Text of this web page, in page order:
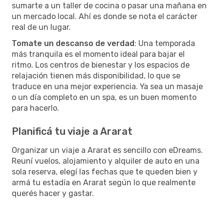
sumarte a un taller de cocina o pasar una mañana en
un mercado local. Ahí es donde se nota el carácter
real de un lugar.
Tomate un descanso de verdad: Una temporada
más tranquila es el momento ideal para bajar el
ritmo. Los centros de bienestar y los espacios de
relajación tienen más disponibilidad, lo que se
traduce en una mejor experiencia. Ya sea un masaje
o un día completo en un spa, es un buen momento
para hacerlo.
Planificá tu viaje a Ararat
Organizar un viaje a Ararat es sencillo con eDreams.
Reuní vuelos, alojamiento y alquiler de auto en una
sola reserva, elegí las fechas que te queden bien y
armá tu estadía en Ararat según lo que realmente
querés hacer y gastar.